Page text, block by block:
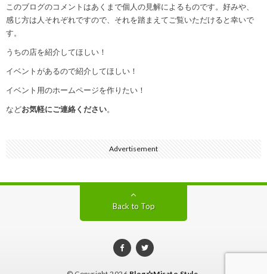
このブログのコメントはあくまで個人の見解によるものです。好みや、
感じ方は人それぞれですので、それを踏まえてご覧いただけると幸いで
す。
うちの店を紹介してほしい！
イベントがあるので紹介してほしい！
イベント用のホームページを作りたい！
などお気軽にご連絡ください。
Advertisement
Back to Top